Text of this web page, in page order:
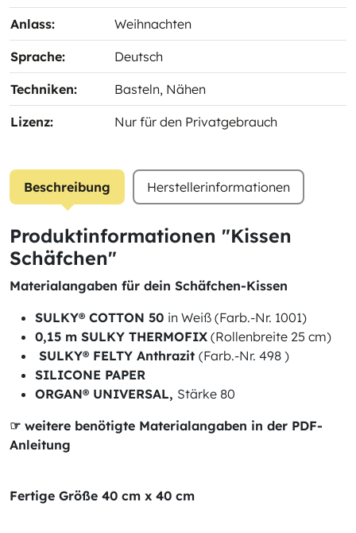
Anlass: Weihnachten
Sprache: Deutsch
Techniken: Basteln, Nähen
Lizenz: Nur für den Privatgebrauch
Beschreibung Herstellerinformationen
Produktinformationen "Kissen
Schäfchen"
Materialangaben für dein Schäfchen-Kissen
SULKY® COTTON 50 in Weiß (Farb.-Nr. 1001)
0,15 m SULKY THERMOFIX (Rollenbreite 25 cm)
SULKY® FELTY Anthrazit (Farb.-Nr. 498 )
SILICONE PAPER
ORGAN® UNIVERSAL, Stärke 80
☞ weitere benötigte Materialangaben in der PDF-
Anleitung
Fertige Größe 40 cm x 40 cm